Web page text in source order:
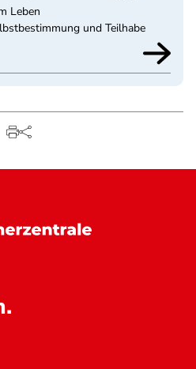
Leben
und Teilhabe